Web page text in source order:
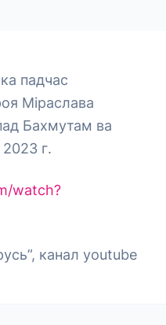
падчас
Міраслава
Бахмутам ва
2023 г.
watch?
канал youtube